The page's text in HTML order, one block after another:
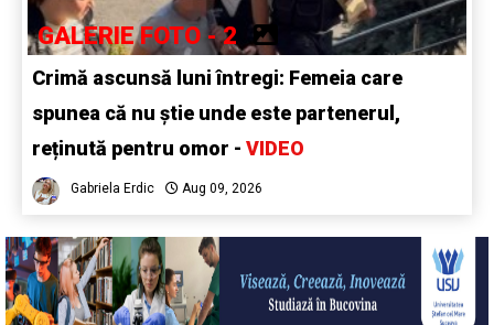
GALERIE FOTO - 2
Crimă ascunsă luni întregi: Femeia care
spunea că nu știe unde este partenerul,
reținută pentru omor - VIDEO
Gabriela Erdic Aug 09, 2026